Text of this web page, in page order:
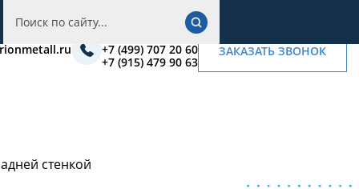
+7 (495) 222 03 42
+7 (499) 707 20 60
+7 (915) 479 90 63
ЗАКАЗАТЬ ЗВОНОК
стенкой